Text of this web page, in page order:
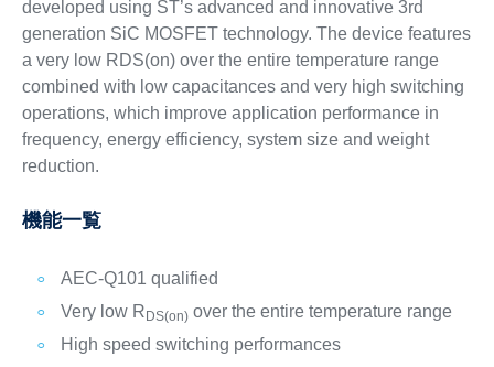
developed using ST’s advanced and innovative 3rd
generation SiC MOSFET technology. The device features
a very low RDS(on) over the entire temperature range
combined with low capacitances and very high switching
operations, which improve application performance in
frequency, energy efficiency, system size and weight
reduction.
機能一覧
AEC-Q101 qualified
Very low R DS(on)over the entire temperature range
High speed switching performances